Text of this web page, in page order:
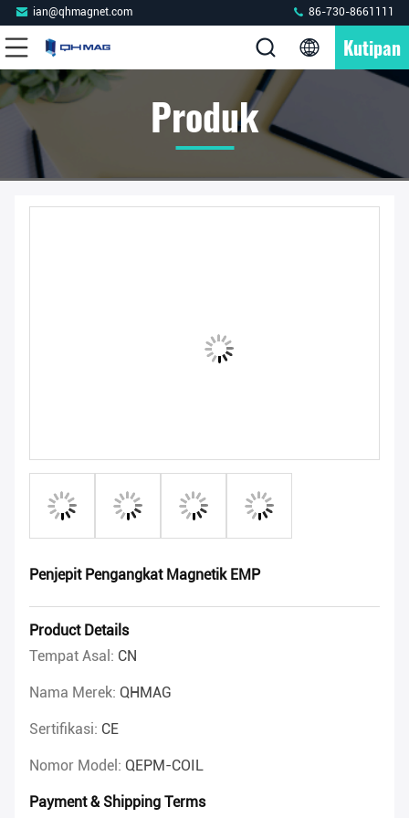
ian@qhmagnet.com 86-730-8661111
Kutipan
Produk
Penjepit Pengangkat Magnetik EMP
Product Details
Tempat Asal: CN
Nama Merek: QHMAG
Sertifikasi: CE
Nomor Model: QEPM-COIL
Payment & Shipping Terms